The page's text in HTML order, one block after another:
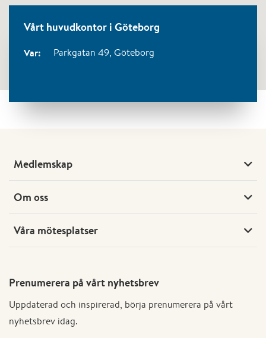
Vårt huvudkontor i Göteborg
Var: Parkgatan 49, Göteborg
Medlemskap
Om oss
Våra mötesplatser
Prenumerera på vårt nyhetsbrev
Uppdaterad och inspirerad, börja prenumerera på vårt
nyhetsbrev idag.